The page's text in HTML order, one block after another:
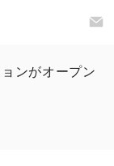
ンがオープン